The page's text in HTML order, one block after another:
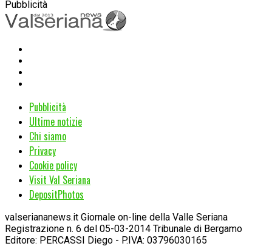
Pubblicità
Pubblicità
Ultime notizie
Chi siamo
Privacy
Cookie policy
Visit Val Seriana
DepositPhotos
valseriananews.it Giornale on-line della Valle Seriana
Registrazione n. 6 del 05-03-2014 Tribunale di Bergamo
Editore: PERCASSI Diego - P.IVA: 03796030165